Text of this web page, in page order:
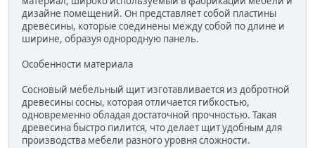
дизайне помещений. Он представляет собой пластины
древесины, которые соединены между собой по длине и
ширине, образуя однородную панель.
Особенности материала
Сосновый мебельный щит изготавливается из добротной
древесины сосны, которая отличается гибкостью,
одновременно обладая достаточной прочностью. Такая
древесина быстро пилится, что делает щит удобным для
производства мебели разного уровня сложности.